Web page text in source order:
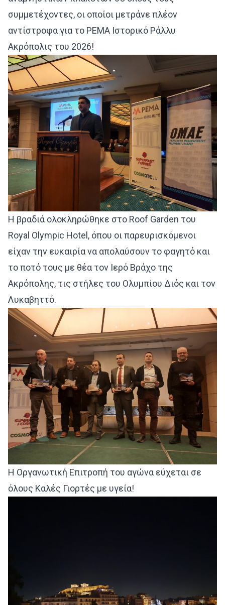
συμμετέχοντες, οι οποίοι μετράνε πλέον
αντίστροφα για το PEMA Ιστορικό Ράλλυ
Ακρόπολις του 2026!
Η βραδιά ολοκληρώθηκε στο Roof Garden του
Royal Olympic Hotel, όπου οι παρευρισκόμενοι
είχαν την ευκαιρία να απολαύσουν το φαγητό και
το ποτό τους με θέα τον Ιερό Βράχο της
Ακρόπολης, τις στήλες του Ολυμπίου Διός και τον
Λυκαβηττό.
Η Οργανωτική Επιτροπή του αγώνα εύχεται σε
όλους Καλές Γιορτές με υγεία!